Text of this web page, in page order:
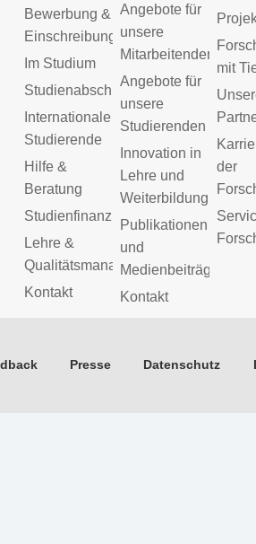
Bewerbung &
Einschreibung
Im Studium
Studienabschluss
Internationale
Studierende
Hilfe &
Beratung
Studienfinanzierung
Lehre &
Qualitätsmanagement
Kontakt
Angebote für
unsere
Mitarbeitenden
Angebote für
unsere
Studierenden
Innovation in
Lehre und
Weiterbildung
Publikationen
und
Medienbeiträge
Kontakt
mit
der
Presse Datenschutz